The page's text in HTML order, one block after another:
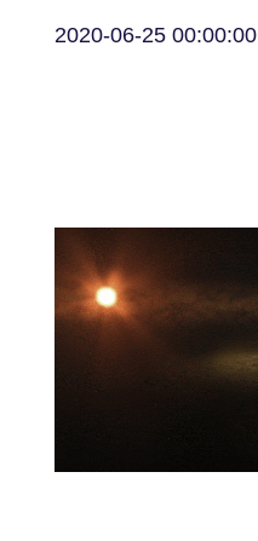
2020-06-25 00:00:00